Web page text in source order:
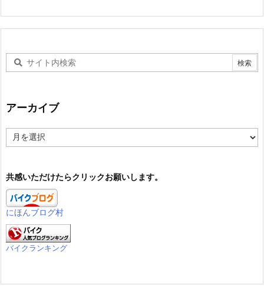
アーカイブ
ー
ブ
共感いただけたらクリックお願いします。
にほんブログ村
バイクランキング